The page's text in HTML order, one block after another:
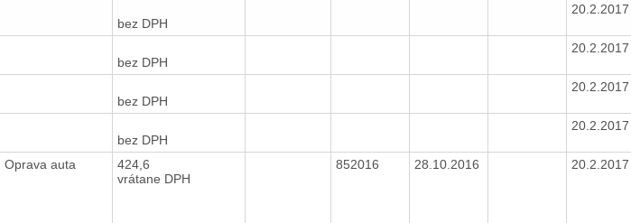
bez DPH
bez DPH
bez DPH
bez DPH
Oprava auta
424,6
vrátane DPH
852016 28.10.2016